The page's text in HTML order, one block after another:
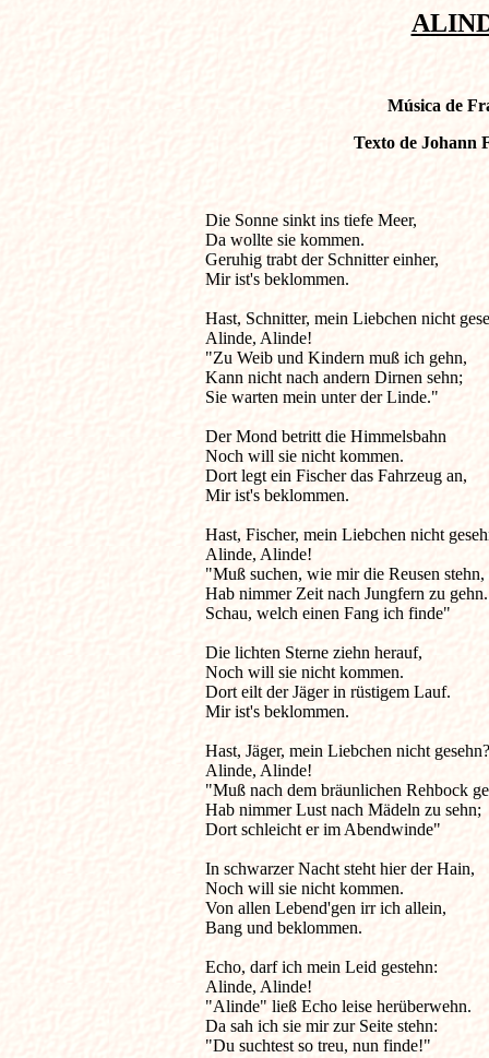
Música de
Texto de Johann
Die Sonne sinkt ins
Da wollte sie kommen.
Geruhig trabt der Schnitter einher,
Mir ist's beklommen.
Hast, Schnitter, mein Liebchen nicht
Alinde, Alinde!
"Zu Weib und Kindern muß ich gehn,
Kann nicht nach andern Dirnen sehn;
Sie warten mein unter der Linde."
Der Mond betritt die Himmelsbahn
Noch will sie nicht kommen.
Dort legt ein Fischer das Fahrzeug an,
Mir ist's beklommen.
Hast, Fischer, mein Liebchen nicht
Alinde, Alinde!
"Muß suchen, wie mir die Reusen stehn,
Hab nimmer Zeit nach Jungfern zu gehn.
Schau, welch einen Fang ich finde"
Die lichten Sterne ziehn herauf,
Noch will sie nicht kommen.
Dort eilt der Jäger in rüstigem Lauf.
Mir ist's beklommen.
Hast, Jäger, mein Liebchen nicht gesehn?
Alinde, Alinde!
"Muß nach dem bräunlichen Rehbock
Hab nimmer Lust nach Mädeln zu sehn;
Dort schleicht er im Abendwinde"
In schwarzer Nacht steht hier der Hain,
Noch will sie nicht kommen.
Von allen Lebend'gen irr ich allein,
Bang und beklommen.
Echo, darf ich mein Leid gestehn:
Alinde, Alinde!
"Alinde" ließ Echo leise herüberwehn.
Da sah ich sie mir zur Seite stehn:
"Du suchtest so treu, nun finde!"